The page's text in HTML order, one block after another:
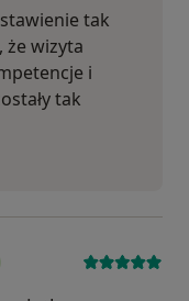
tak
że wizyta
i
tak